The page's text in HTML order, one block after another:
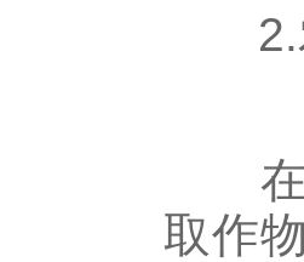
2.
在
取作